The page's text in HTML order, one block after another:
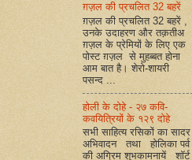
ग़ज़ल की प्रचलित 32 बहरें
ग़ज़ल की प्रचलित 32 बहरें ,
उनके उदाहरण और तक़तीअ
ग़ज़ल के प्रेमियों के लिए एक
पोस्ट ग़ज़ल से मुहब्बत होना
आम बात है। शेरो-शायरी
पसन्द ...
होली के दोहे - २७ कवि-
कवयित्रियों के १२९ दोहे
सभी साहित्य रसिकों का सादर
अभिवादन तथा होलिका पर्व
की अग्रिम शुभकामनायें शॉर्ट